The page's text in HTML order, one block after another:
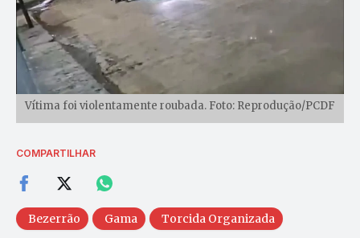
Vítima foi violentamente roubada. Foto: Reprodução/PCDF
COMPARTILHAR
Bezerrão Gama Torcida Organizada